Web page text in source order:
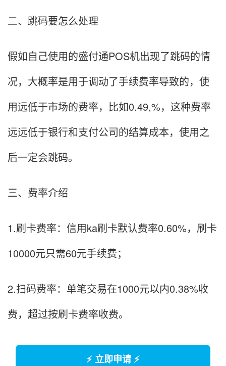
二、跳码要怎么处理
假如自己使用的盛付通POS机出现了跳码的情
况，大概率是用于调动了手续费率导致的，使
用远低于市场的费率，比如0.49,%，这种费率
远远低于银行和支付公司的结算成本，使用之
后一定会跳码。
三、费率介绍
1.刷卡费率：信用ka刷卡默认费率0.60%，刷卡
10000元只需60元手续费；
2.扫码费率：单笔交易在1000元以内0.38%收
费，超过按刷卡费率收费。
⚡ 立即申请 ⚡